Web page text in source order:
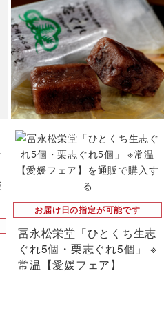
お届け日の指定が可能です
冨永松栄堂「ひとくち生志
ぐれ5個・栗志ぐれ5個」 ※
常温【愛媛フェア】